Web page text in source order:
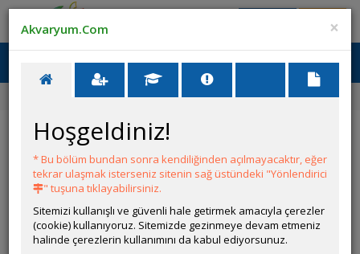
Ana Menü
Akvaryum Tanıtımı Deep Sea
Deep Sea
YANIT YAZ
coolbites
Çevrim Dışı
×
Akvaryum.Com
Hoşgeldiniz!
* Bu bölüm bundan sonra kendiliğinden açılmayacaktır, eğer
tekrar ulaşmak isterseniz sitenin sağ üstündeki "Yönlendirici
" tuşuna tıklayabilirsiniz.
Sitemizi kullanışlı ve güvenli hale getirmek amacıyla çerezler
(cookie) kullanıyoruz. Sitemizde gezinmeye devam etmeniz
halinde çerezlerin kullanımını da kabul ediyorsunuz.